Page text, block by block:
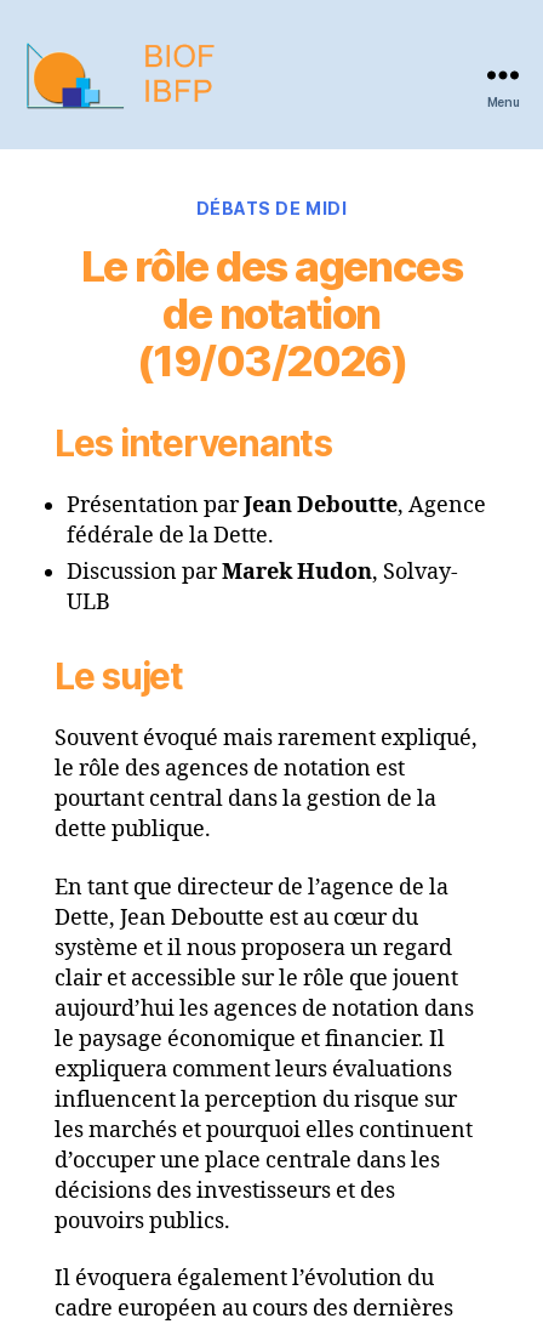
-
Menu
Categories
DÉBATS DE MIDI
Le rôle des agences
de notation
(19/03/2026)
Les intervenants
Présentation parJean Deboutte, Agence
fédérale de la Dette.
Discussion parMarek Hudon, Solvay-
ULB
Le sujet
Souvent évoqué mais rarement expliqué,
le rôle des agences de notation est
pourtant central dans la gestion de la
dette publique.
En tant que directeur de l’agence de la
Dette, Jean Deboutte est au cœur du
système et il nous proposera un regard
clair et accessible sur le rôle que jouent
aujourd’hui les agences de notation dans
le paysage économique et financier. Il
expliquera comment leurs évaluations
influencent la perception du risque sur
les marchés et pourquoi elles continuent
d’occuper une place centrale dans les
décisions des investisseurs et des
pouvoirs publics.
Il évoquera également l’évolution du
cadre européen au cours des dernières